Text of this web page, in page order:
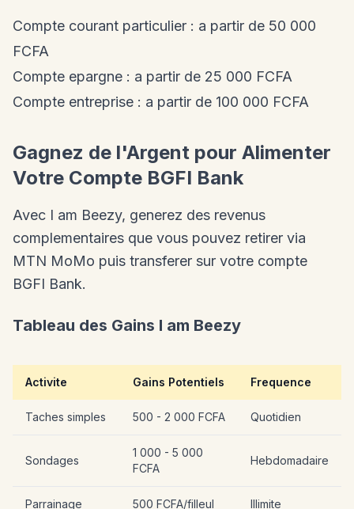
Compte courant particulier : a partir de 50 000
FCFA
Compte epargne : a partir de 25 000 FCFA
Compte entreprise : a partir de 100 000 FCFA
Gagnez de l'Argent pour Alimenter
Votre Compte BGFI Bank
Avec I am Beezy, generez des revenus
complementaires que vous pouvez retirer via
MTN MoMo puis transferer sur votre compte
BGFI Bank.
Tableau des Gains I am Beezy
Activite Gains Potentiels Frequence
Taches simples 500 - 2 000 FCFA Quotidien
Sondages
1 000 - 5 000
FCFA
Hebdomadaire
Parrainage 500 FCFA/filleul Illimite